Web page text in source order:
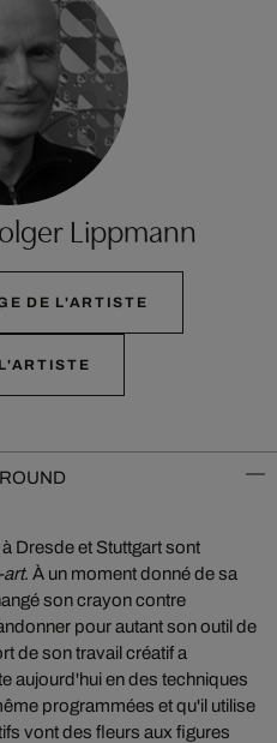
Lippmann
DE L'ARTISTE
Dresde et Stuttgart sont
art. À un moment donné de sa
son crayon contre
pour autant son outil de
de son travail créatif a
aujourd'hui en des techniques
programmées et qu'il utilise
vont des fleurs aux figures